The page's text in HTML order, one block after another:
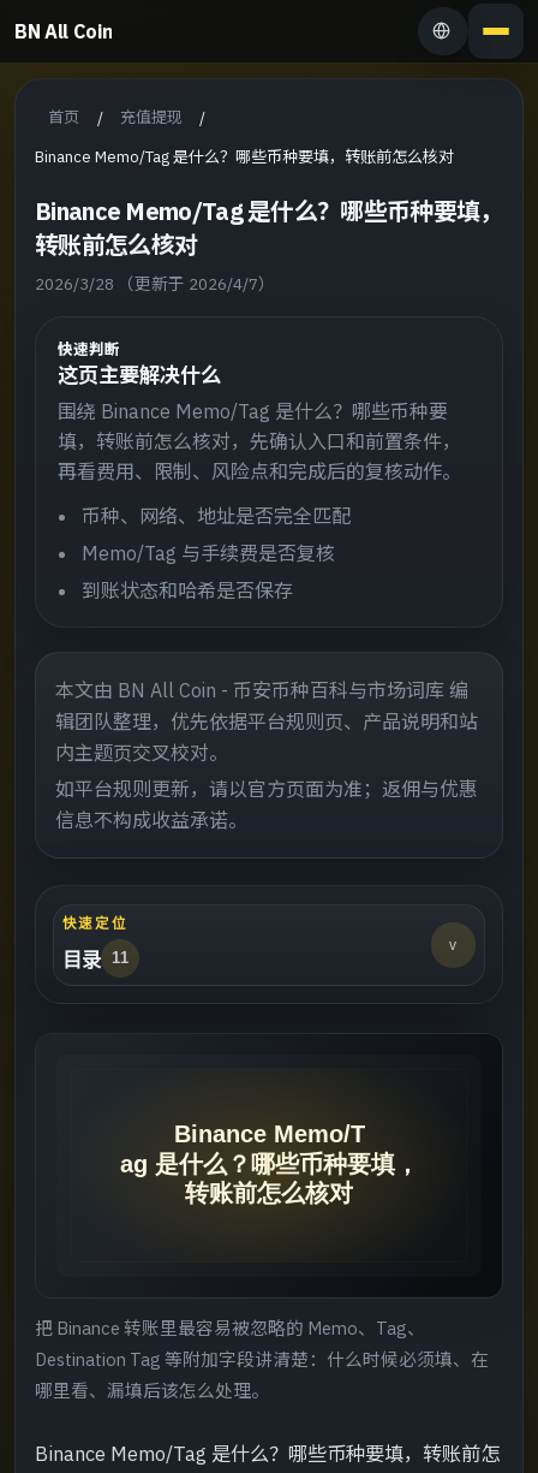
BN All Coin
首页 / 充值提现
/
Binance Memo/Tag 是什么？哪些币种要填，转账前怎么核对
Binance Memo/Tag 是什么？哪些币种要填，
转账前怎么核对
2026/3/28 （更新于 2026/4/7）
快速判断
这页主要解决什么
围绕 Binance Memo/Tag 是什么？哪些币种要
填，转账前怎么核对，先确认入口和前置条件，
再看费用、限制、风险点和完成后的复核动作。
币种、网络、地址是否完全匹配
Memo/Tag 与手续费是否复核
到账状态和哈希是否保存
本文由 BN All Coin - 币安币种百科与市场词库 编
辑团队整理，优先依据平台规则页、产品说明和站
内主题页交叉校对。
如平台规则更新，请以官方页面为准；返佣与优惠
信息不构成收益承诺。
快速定位
目录 11
v
[Step 02]
[Step 03]
把 Binance 转账里最容易被忽略的 Memo、Tag、
Destination Tag 等附加字段讲清楚：什么时候必须填、在
哪里看、漏填后该怎么处理。
Binance Memo/Tag 是什么？哪些币种要填，转账前怎